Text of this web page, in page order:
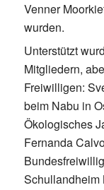
Venner
wurden.
Unterstützt
Mitgliedern,
Freiwilligen:
beim Nabu in
Ökologisches
Fernanda
Schullandheim